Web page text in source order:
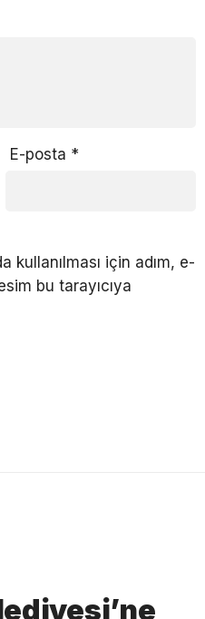
E-posta *
kullanılması için adım, e-
bu tarayıcıya